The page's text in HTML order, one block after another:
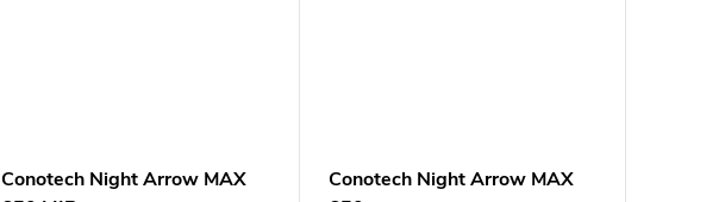
Conotech Night Arrow MAX
Conotech Night Arrow MAX